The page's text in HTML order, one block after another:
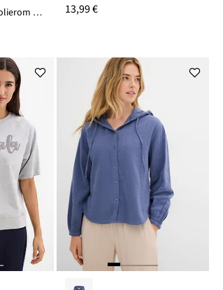
Mikina s džínsovým golierom z bavlneného mixu 13,99 €